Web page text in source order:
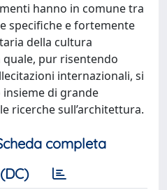
hanno in comune tra
specifiche e fortemente
della cultura
pur risentendo
internazionali, si
di grande
ricerche sull’architettura.
completa